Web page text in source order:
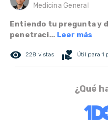
Medicina General
Entiendo tu pregunta y
penetraci... Leer más
remove_red_eye 228 vistas volunteer_activism Útil para 1
¿Qué